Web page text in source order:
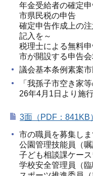
年金受給者の確定
市県民税の申告
確定申告作成上の
記入を～
税理士による無料
市が開設する申告
議会基本条例素案
「我孫子市空き家
26年4月1日より施
3面（PDF：841KB
市の職員を募集しま
公園管理技能員（嘱
子ども相談課ケース
学校安全管理員（臨